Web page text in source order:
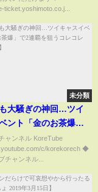
ticket.yoshimoto.co.j...
未分類
大騒ぎの神回…ツイ
ント「金のお茶爆」
狙うコレコレ
16】
ャンネル KoreTube
c/korekorech​ ◆
チャンネル...